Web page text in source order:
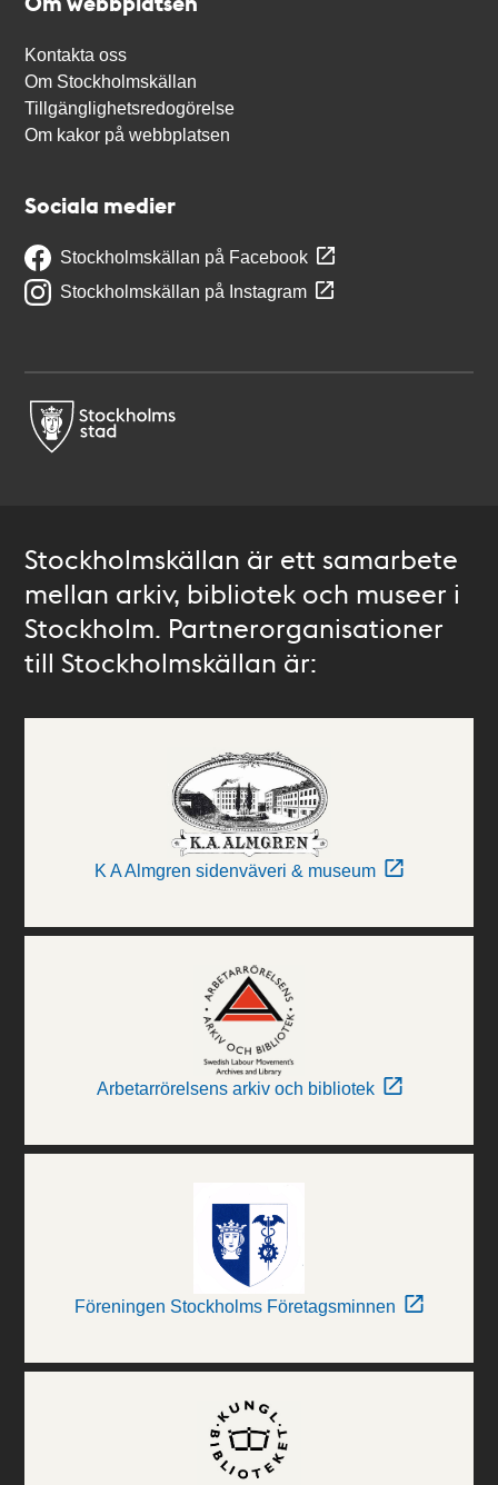
Kontakta oss
Om Stockholmskällan
Tillgänglighetsredogörelse
Om kakor på webbplatsen
Sociala medier
Stockholmskällan på Facebook
Stockholmskällan på Instagram
Stockholmskällan är ett samarbete
mellan arkiv, bibliotek och museer i
Stockholm. Partnerorganisationer
till Stockholmskällan är:
K A Almgren sidenväveri & museum
Arbetarrörelsens arkiv och bibliotek
Föreningen Stockholms Företagsminnen